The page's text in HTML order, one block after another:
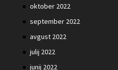
oktober 2022
september 2022
avgust 2022
julij 2022
junij 2022